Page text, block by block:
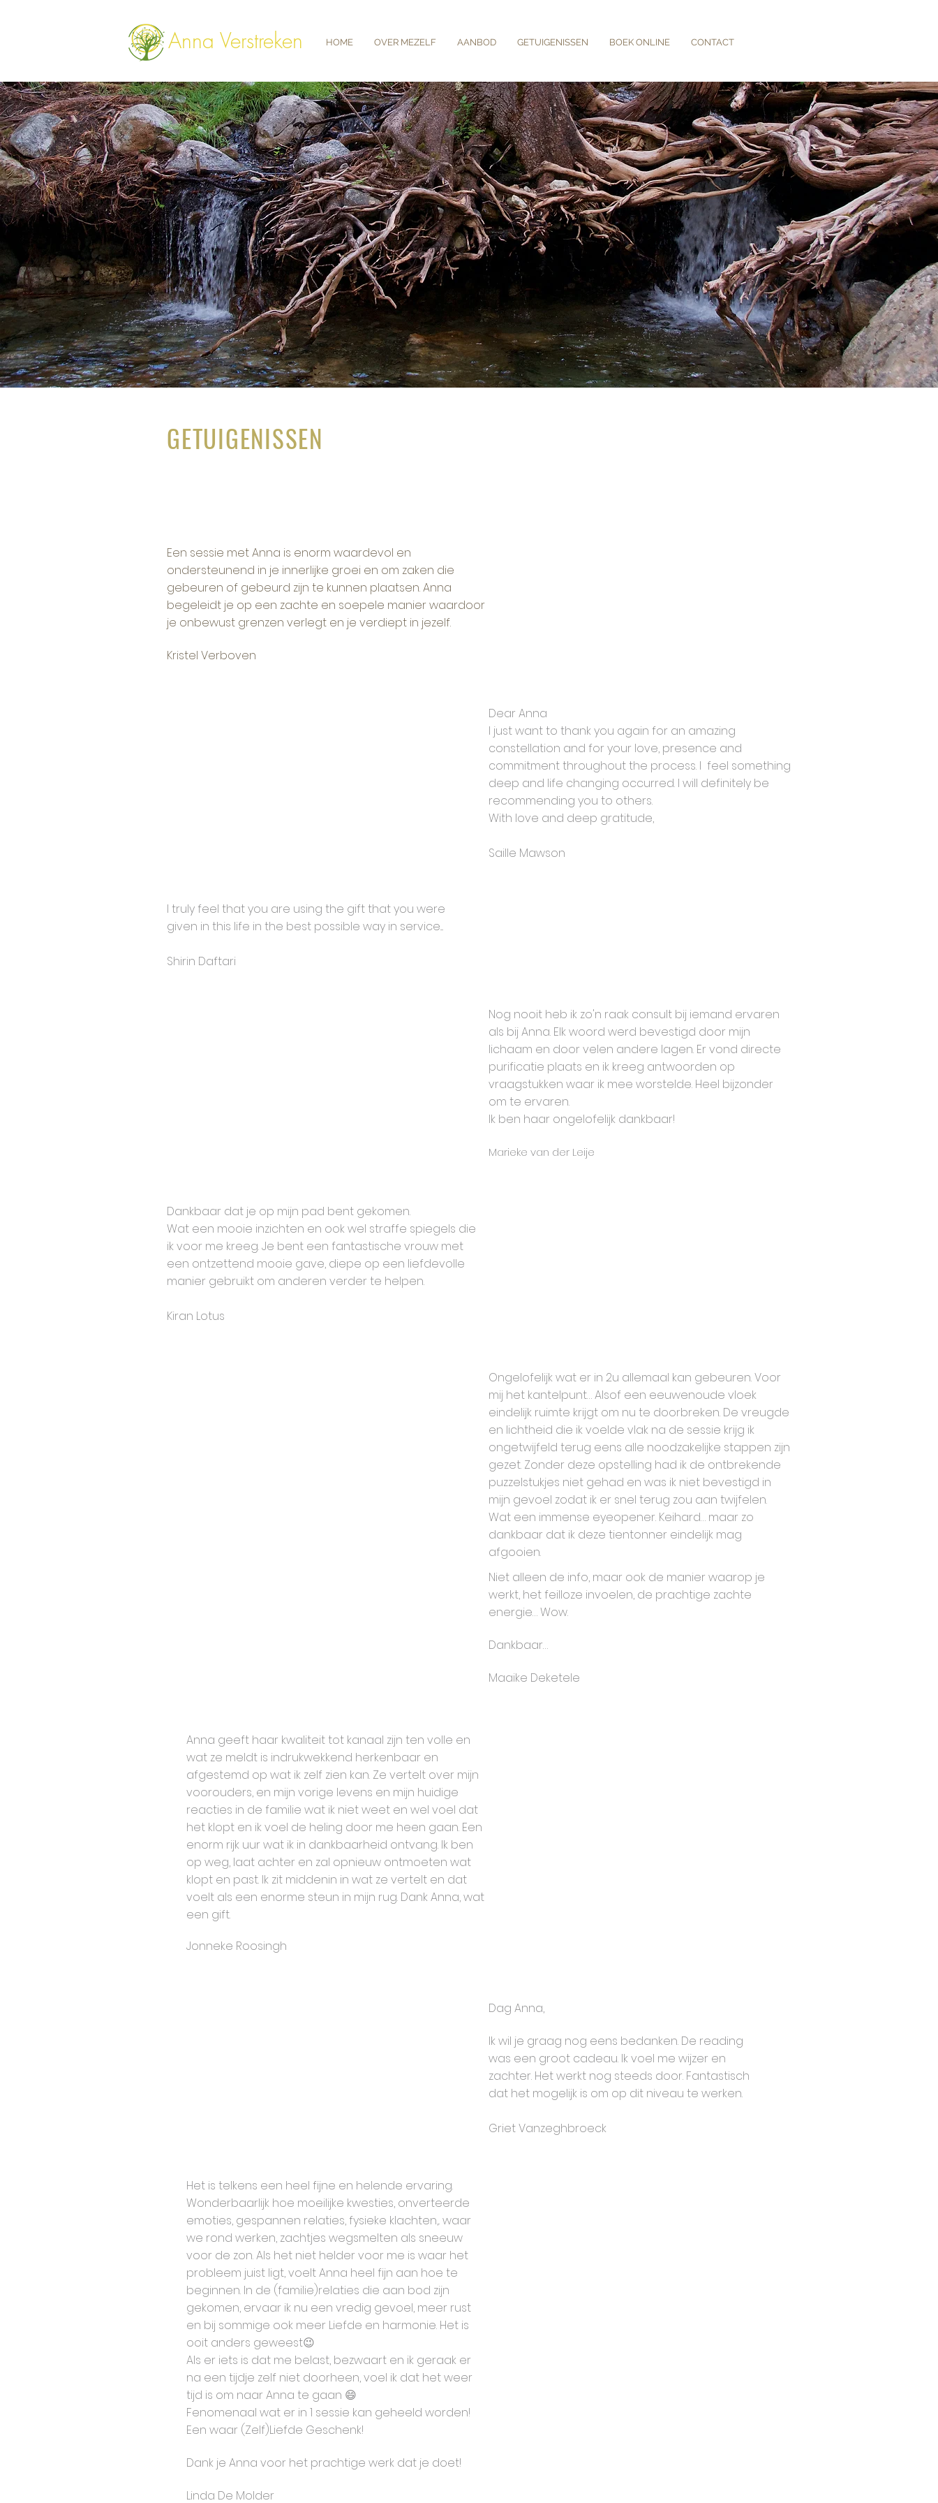
Anna Verstreken HOME OVER MEZELF AANBOD GETUIGENISSEN BOEK ONLINE CONTACT
GETUIGENISSEN
Een sessie met Anna is enorm waardevol en
ondersteunend in je innerlijke groei en om zaken die
gebeuren of gebeurd zijn te kunnen plaatsen. Anna
begeleidt je op een zachte en soepele manier waardoor
je onbewust grenzen verlegt en je verdiept in jezelf.
Kristel Verboven
Dear Anna
I just want to thank you again for an amazing
constellation and for your love, presence and
commitment throughout the process. I feel something
deep and life changing occurred. I will definitely be
recommending you to others.
With love and deep gratitude,
Saille Mawson
I truly feel that you are using the gift that you were
given in this life in the best possible way in service....
Shirin Daftari
Nog nooit heb ik zo'n raak consult bij iemand ervaren
als bij Anna. Elk woord werd bevestigd door mijn
lichaam en door velen andere lagen. Er vond directe
purificatie plaats en ik kreeg antwoorden op
vraagstukken waar ik mee worstelde. Heel bijzonder
om te ervaren.
Ik ben haar ongelofelijk dankbaar!
Marieke van der Leije
Dankbaar dat je op mijn pad bent gekomen.
Wat een mooie inzichten en ook wel straffe spiegels die
ik voor me kreeg. Je bent een fantastische vrouw met
een ontzettend mooie gave, diepe op een liefdevolle
manier gebruikt om anderen verder te helpen.
Kiran Lotus
Ongelofelijk wat er in 2u allemaal kan gebeuren. Voor
mij het kantelpunt… Alsof een eeuwenoude vloek
eindelijk ruimte krijgt om nu te doorbreken. De vreugde
en lichtheid die ik voelde vlak na de sessie krijg ik
ongetwijfeld terug eens alle noodzakelijke stappen zijn
gezet. Zonder deze opstelling had ik de ontbrekende
puzzelstukjes niet gehad en was ik niet bevestigd in
mijn gevoel zodat ik er snel terug zou aan twijfelen.
Wat een immense eyeopener. Keihard… maar zo
dankbaar dat ik deze tientonner eindelijk mag
afgooien.
Niet alleen de info, maar ook de manier waarop je
werkt, het feilloze invoelen, de prachtige zachte
energie… Wow.
Dankbaar…
Maaike Deketele
Anna geeft haar kwaliteit tot kanaal zijn ten volle en
wat ze meldt is indrukwekkend herkenbaar en
afgestemd op wat ik zelf zien kan. Ze vertelt over mijn
voorouders, en mijn vorige levens en mijn huidige
reacties in de familie wat ik niet weet en wel voel dat
het klopt en ik voel de heling door me heen gaan. Een
enorm rijk uur wat ik in dankbaarheid ontvang. Ik ben
op weg, laat achter en zal opnieuw ontmoeten wat
klopt en past. Ik zit middenin in wat ze vertelt en dat
voelt als een enorme steun in mijn rug. Dank Anna, wat
een gift.
Jonneke Roosingh
Dag Anna,
Ik wil je graag nog eens bedanken. De reading
was een groot cadeau. Ik voel me wijzer en
zachter. Het werkt nog steeds door. Fantastisch
dat het mogelijk is om op dit niveau te werken.
Griet Vanzeghbroeck
Het is telkens een heel fijne en helende ervaring.
Wonderbaarlijk hoe moeilijke kwesties, onverteerde
emoties, gespannen relaties, fysieke klachten,.. waar
we rond werken, zachtjes wegsmelten als sneeuw
voor de zon. Als het niet helder voor me is waar het
probleem juist ligt, voelt Anna heel fijn aan hoe te
beginnen. In de (familie)relaties die aan bod zijn
gekomen, ervaar ik nu een vredig gevoel, meer rust
en bij sommige ook meer Liefde en harmonie. Het is
ooit anders geweest😉
Als er iets is dat me belast, bezwaart en ik geraak er
na een tijdje zelf niet doorheen, voel ik dat het weer
tijd is om naar Anna te gaan 😄
Fenomenaal wat er in 1 sessie kan geheeld worden!
Een waar (Zelf)Liefde Geschenk!
Dank je Anna voor het prachtige werk dat je doet!
Linda De Molder